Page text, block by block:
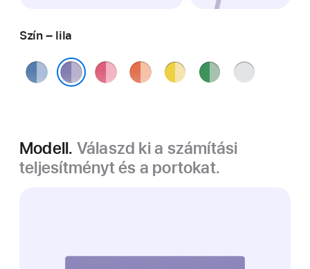
Szín – lila
kék rózsaszínnarancssárga zöld ezüst
Modell. Válaszd ki a számítási
teljesítményt és a portokat.